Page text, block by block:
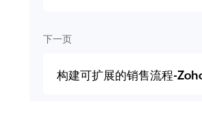
下一页
构建可扩展的销售流程-